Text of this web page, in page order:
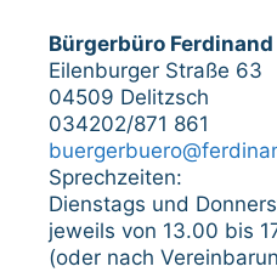
Bürgerbüro
Eilenburger Straße 63
04509 Delitzsch
034202/871 861
Sprechzeiten:
Dienstags und
jeweils von 13.00 bis
(oder nach